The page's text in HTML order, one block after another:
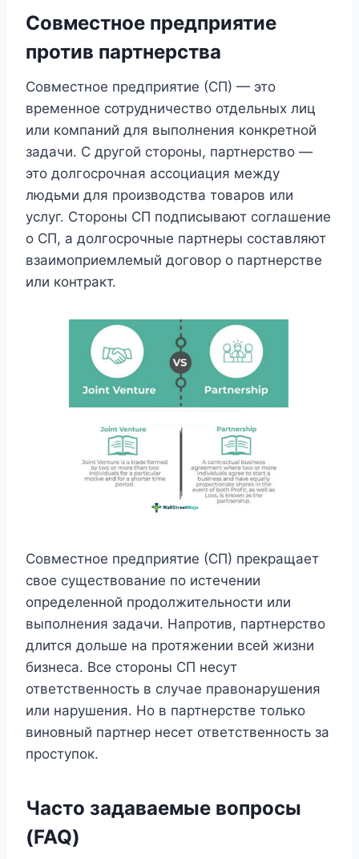
Совместное предприятие
против партнерства
Совместное предприятие (СП) — это
временное сотрудничество отдельных лиц
или компаний для выполнения конкретной
задачи. С другой стороны, партнерство —
это долгосрочная ассоциация между
людьми для производства товаров или
услуг. Стороны СП подписывают соглашение
о СП, а долгосрочные партнеры составляют
взаимоприемлемый договор о партнерстве
или контракт.
Совместное предприятие (СП) прекращает
свое существование по истечении
определенной продолжительности или
выполнения задачи. Напротив, партнерство
длится дольше на протяжении всей жизни
бизнеса. Все стороны СП несут
ответственность в случае правонарушения
или нарушения. Но в партнерстве только
виновный партнер несет ответственность за
проступок.
Часто задаваемые вопросы
(FAQ)